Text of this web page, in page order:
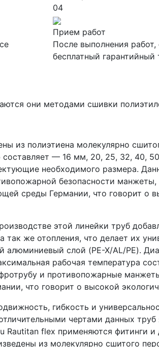
04
Прием работ
После выполнения
бесплатный гарантийный
они методами сшивки
из полиэтиена молекулярно
— 16 мм, 20, 25, 32, 40,
необходимого размера.
безопасности
среды Германии, что говорит о
этой линейки труб
же отопления, что делает их
алюминиевый слой (PE-X/AL/PE).
рабочая температура
и противопожарные
что говорит о высокой
гибкость и
чертами данных
Rautitan flex применяются фитинги
из молекулярно сшитого